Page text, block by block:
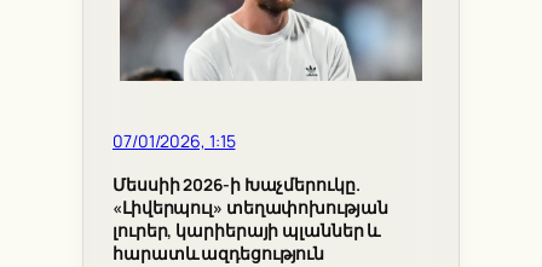
07/01/2026, 1:15
Մեսսիի 2026-ի Խաչմերուկը.
«Լիվերպուլ» տեղափոխության
լուրեր, կարիերայի պլաններ և
հարատև ազդեցություն